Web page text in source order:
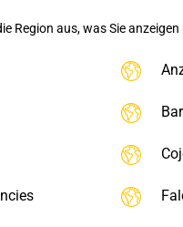
Region aus, was Sie